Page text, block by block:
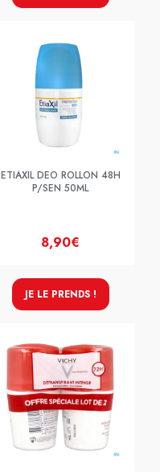
ETIAXIL DEO ROLLON 48H
P/SEN 50ML
8,90€
JE LE PRENDS !